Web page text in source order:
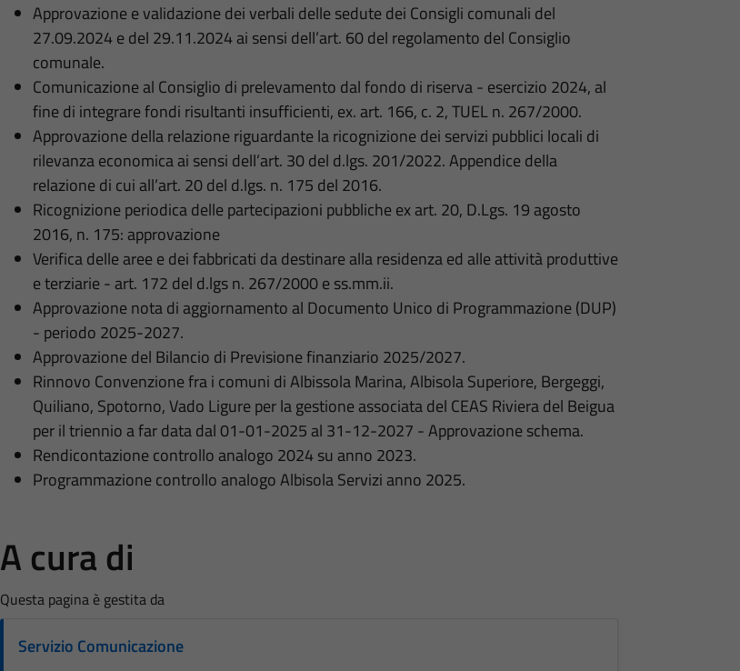
Approvazione e validazione dei verbali delle sedute dei Consigli comunali del
27.09.2024 e del 29.11.2024 ai sensi dell’art. 60 del regolamento del Consiglio
comunale.
Comunicazione al Consiglio di prelevamento dal fondo di riserva - esercizio 2024, al
fine di integrare fondi risultanti insufficienti, ex. art. 166, c. 2, TUEL n. 267/2000.
Approvazione della relazione riguardante la ricognizione dei servizi pubblici locali di
rilevanza economica ai sensi dell’art. 30 del d.lgs. 201/2022. Appendice della
relazione di cui all’art. 20 del d.lgs. n. 175 del 2016.
Ricognizione periodica delle partecipazioni pubbliche ex art. 20, D.Lgs. 19 agosto
2016, n. 175: approvazione
Verifica delle aree e dei fabbricati da destinare alla residenza ed alle attività produttive
e terziarie - art. 172 del d.lgs n. 267/2000 e ss.mm.ii.
Approvazione nota di aggiornamento al Documento Unico di Programmazione (DUP)
- periodo 2025-2027.
Approvazione del Bilancio di Previsione finanziario 2025/2027.
Rinnovo Convenzione fra i comuni di Albissola Marina, Albisola Superiore, Bergeggi,
Quiliano, Spotorno, Vado Ligure per la gestione associata del CEAS Riviera del Beigua
per il triennio a far data dal 01-01-2025 al 31-12-2027 - Approvazione schema.
Rendicontazione controllo analogo 2024 su anno 2023.
Programmazione controllo analogo Albisola Servizi anno 2025.
A cura di
Questa pagina è gestita da
Servizio Comunicazione